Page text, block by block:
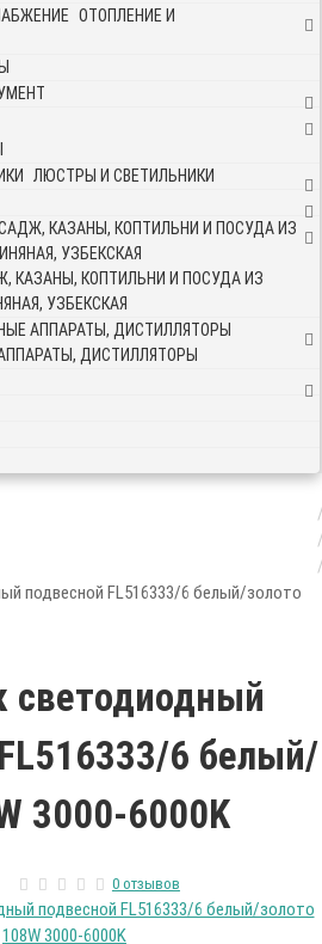
ОТОПЛЕНИЕ И
ЛЮСТРЫ И СВЕТИЛЬНИКИ
КАЗАНЫ, КОПТИЛЬНИ И ПОСУДА ИЗ
УЗБЕКСКАЯ
ДИСТИЛЛЯТОРЫ
подвесной FL516333/6 белый/золото
светодиодный
6 белый/
3000-6000K
0 отзывов